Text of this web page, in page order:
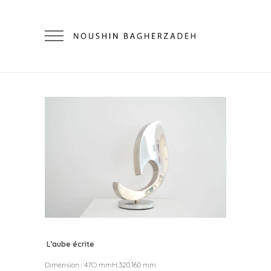
L’aube écrite
Dimension : 47O mmH.320.160 mm